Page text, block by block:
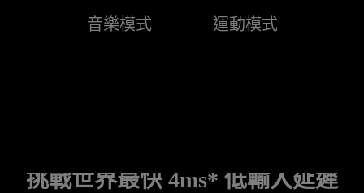
音樂模式 運動模式
挑戰世界最快 4ms* 低輸入延遲